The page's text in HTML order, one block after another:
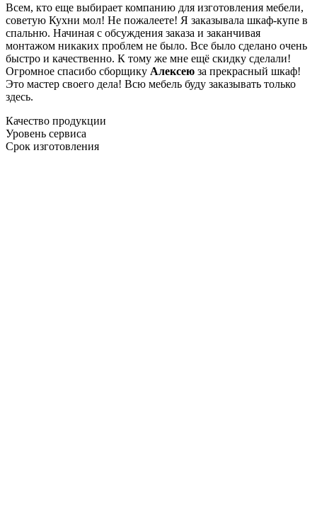
Всем, кто еще выбирает компанию для изготовления мебели,
советую Кухни мол! Не пожалеете! Я заказывала шкаф-купе в
спальню. Начиная с обсуждения заказа и заканчивая
монтажом никаких проблем не было. Все было сделано очень
быстро и качественно. К тому же мне ещё скидку сделали!
Огромное спасибо сборщику Алексею за прекрасный шкаф!
Это мастер своего дела! Всю мебель буду заказывать только
здесь.
Качество продукции
Уровень сервиса
Срок изготовления